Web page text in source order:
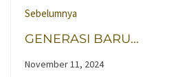
Sebelumnya
GENERASI BARU,
PEMILIHAN
November 11, 2024